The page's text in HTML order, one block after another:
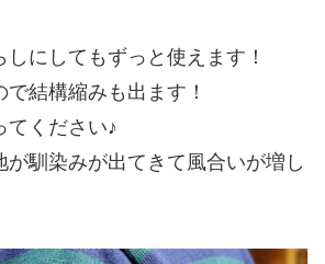
にしてもずっと使えます！
結構縮みも出ます！
てください♪
が馴染みが出てきて風合いが増し